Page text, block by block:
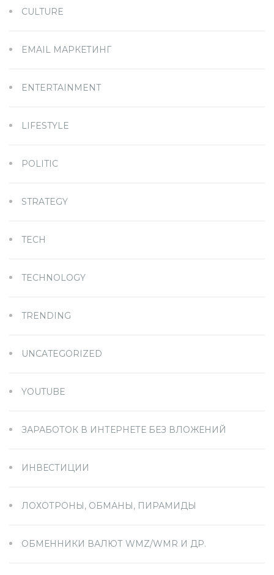
CULTURE
EMAIL МАРКЕТИНГ
ENTERTAINMENT
LIFESTYLE
POLITIC
STRATEGY
TECH
TECHNOLOGY
TRENDING
UNCATEGORIZED
YOUTUBE
ЗАРАБОТОК В ИНТЕРНЕТЕ БЕЗ ВЛОЖЕНИЙ
ИНВЕСТИЦИИ
ЛОХОТРОНЫ, ОБМАНЫ, ПИРАМИДЫ
ОБМЕННИКИ ВАЛЮТ WMZ/WMR И ДР.